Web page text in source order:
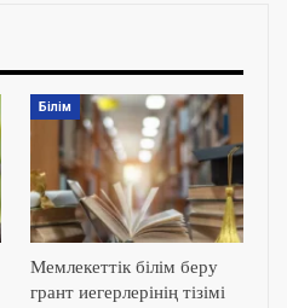
Білім
Мемлекеттік білім беру
грант иегерлерінің тізімі